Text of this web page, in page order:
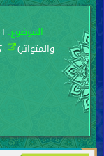
الموضوع:
والمتواتر)
٢ . علامات ظهور المهديّ وفتن آخر الزّمان